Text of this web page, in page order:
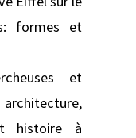
formes et
et
histoire à